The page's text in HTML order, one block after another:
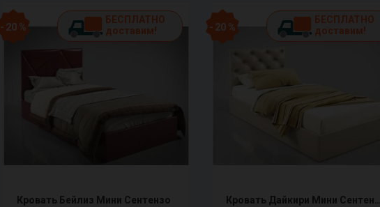
- 20 %
БЕСПЛАТНО
доставим!
Кровать Бейлиз Мини Сентензо
- 20 %
БЕСПЛАТНО
доставим!
Кровать Дайкири Мини Сентензо